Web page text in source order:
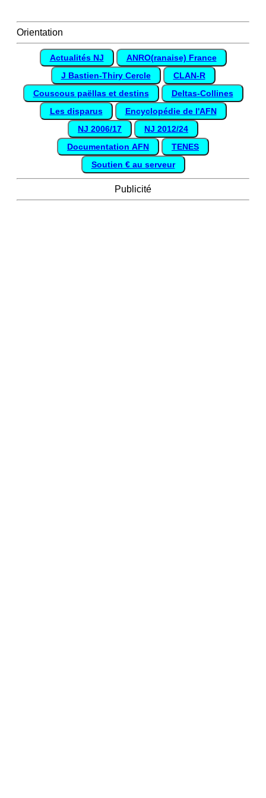
Orientation
Actualités NJ
ANRO(ranaise) France
J Bastien-Thiry Cercle
CLAN-R
Couscous paëllas et destins
Deltas-Collines
Les disparus
Encyclopédie de l'AFN
NJ 2006/17
NJ 2012/24
Documentation AFN
TENES
Soutien € au serveur
Publicité